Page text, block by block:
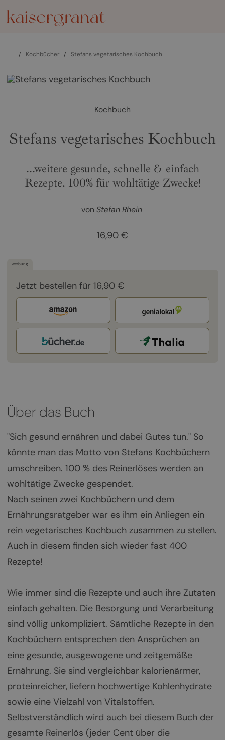
/ Kochbücher / Stefans vegetarisches Kochbuch
Kochbuch
Stefans vegetarisches Kochbuch
...weitere gesunde, schnelle & einfach
Rezepte. 100% für wohltätige Zwecke!
von Stefan Rhein
16,90 €
werbung
Jetzt bestellen für 16,90 €
Über das Buch
"Sich gesund ernähren und dabei Gutes tun." So
könnte man das Motto von Stefans Kochbüchern
umschreiben. 100 % des Reinerlöses werden an
wohltätige Zwecke gespendet.
Nach seinen zwei Kochbüchern und dem
Ernährungsratgeber war es ihm ein Anliegen ein
rein vegetarisches Kochbuch zusammen zu stellen.
Auch in diesem finden sich wieder fast 400
Rezepte!
Wie immer sind die Rezepte und auch ihre Zutaten
einfach gehalten. Die Besorgung und Verarbeitung
sind völlig unkompliziert. Sämtliche Rezepte in den
Kochbüchern entsprechen den Ansprüchen an
eine gesunde, ausgewogene und zeitgemäße
Ernährung. Sie sind vergleichbar kalorienärmer,
proteinreicher, liefern hochwertige Kohlenhydrate
sowie eine Vielzahl von Vitalstoffen.
Selbstverständlich wird auch bei diesem Buch der
gesamte Reinerlös (jeder Cent über die